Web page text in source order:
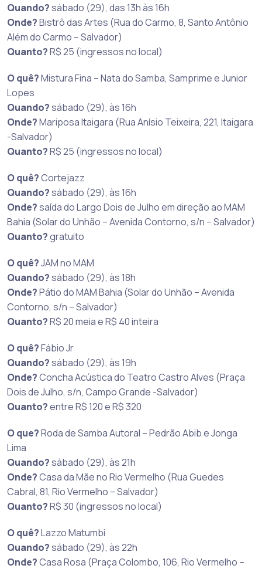
Quando?sábado (29), das 13h às 16h
Onde?Bistrô das Artes (Rua do Carmo, 8, Santo Antônio
Além do Carmo – Salvador)
Quanto?R$ 25 (ingressos no local)
O quê?Mistura Fina – Nata do Samba, Samprime e Junior
Lopes
Quando?sábado (29), às 16h
Onde?Mariposa Itaigara (Rua Anísio Teixeira, 221, Itaigara
-Salvador)
Quanto?R$ 25 (ingressos no local)
O quê?Cortejazz
Quando?sábado (29), às 16h
Onde?saída do Largo Dois de Julho em direção ao MAM
Bahia (Solar do Unhão – Avenida Contorno, s/n – Salvador)
Quanto?gratuito
O quê?JAM no MAM
Quando?sábado (29), às 18h
Onde?Pátio do MAM Bahia (Solar do Unhão – Avenida
Contorno, s/n – Salvador)
Quanto?R$ 20 meia e R$ 40 inteira
O quê?Fábio Jr
Quando?sábado (29), às 19h
Onde?Concha Acústica do Teatro Castro Alves (Praça
Dois de Julho, s/n, Campo Grande -Salvador)
Quanto?entre R$ 120 e R$ 320
O que?Roda de Samba Autoral – Pedrão Abib e Jonga
Lima
Quando?sábado (29), às 21h
Onde?Casa da Mãe no Rio Vermelho (Rua Guedes
Cabral, 81, Rio Vermelho – Salvador)
Quanto?R$ 30 (ingressos no local)
O quê?Lazzo Matumbi
Quando?sábado (29), às 22h
Onde?Casa Rosa (Praça Colombo, 106, Rio Vermelho –